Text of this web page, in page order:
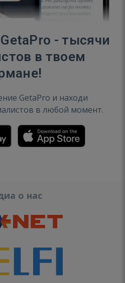
- тысячи
в твоем
GetaPro и находи
в любой момент.
о нас